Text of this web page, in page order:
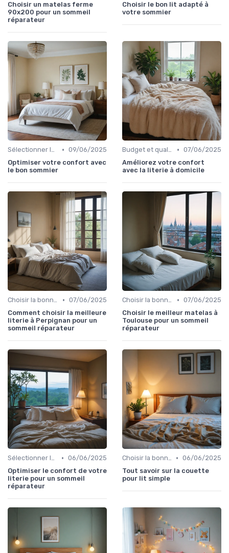
Choisir un matelas ferme
90x200 pour un sommeil
réparateur
Choisir le bon lit adapté à
votre sommier
Sélectionner le niveau de fermeté • 09/06/2025
Optimiser votre confort avec
le bon sommier
Budget et qualité • 07/06/2025
Améliorez votre confort
avec la literie à domicile
Choisir la bonne taille • 07/06/2025
Comment choisir la meilleure
literie à Perpignan pour un
sommeil réparateur
Choisir la bonne taille • 07/06/2025
Choisir le meilleur matelas à
Toulouse pour un sommeil
réparateur
Sélectionner le niveau de fermeté • 06/06/2025
Optimiser le confort de votre
literie pour un sommeil
réparateur
Choisir la bonne taille • 06/06/2025
Tout savoir sur la couette
pour lit simple